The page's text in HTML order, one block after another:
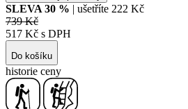
SLEVA 30 % | ušetříte 222 Kč
739 Kč
517 Kč s DPH
Do košíku
historie ceny